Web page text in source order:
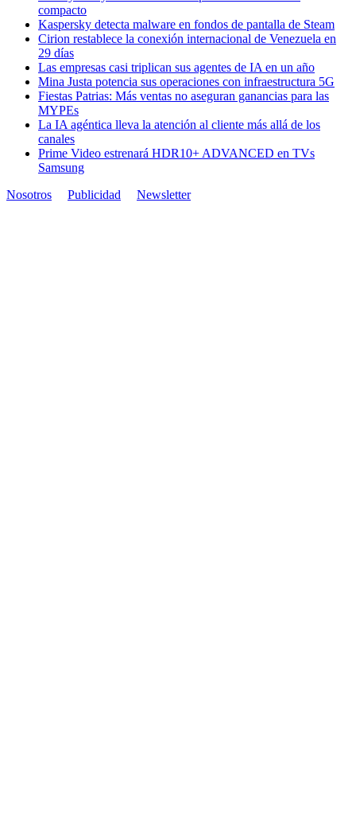
compacto
Kaspersky detecta malware en fondos de pantalla de Steam
Cirion restablece la conexión internacional de Venezuela en
29 días
Las empresas casi triplican sus agentes de IA en un año
Mina Justa potencia sus operaciones con infraestructura 5G
Fiestas Patrias: Más ventas no aseguran ganancias para las
MYPEs
La IA agéntica lleva la atención al cliente más allá de los
canales
Prime Video estrenará HDR10+ ADVANCED en TVs
Samsung
Nosotros
Publicidad Newsletter